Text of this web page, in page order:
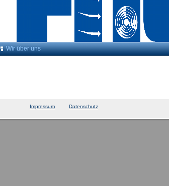
Wir über uns
Impressum Datenschutz